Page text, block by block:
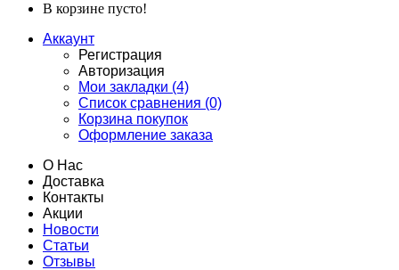
В корзине пусто!
Аккаунт
Регистрация
Авторизация
Мои закладки (4)
Список сравнения (0)
Корзина покупок
Оформление заказа
О Нас
Доставка
Контакты
Акции
Новости
Статьи
Отзывы